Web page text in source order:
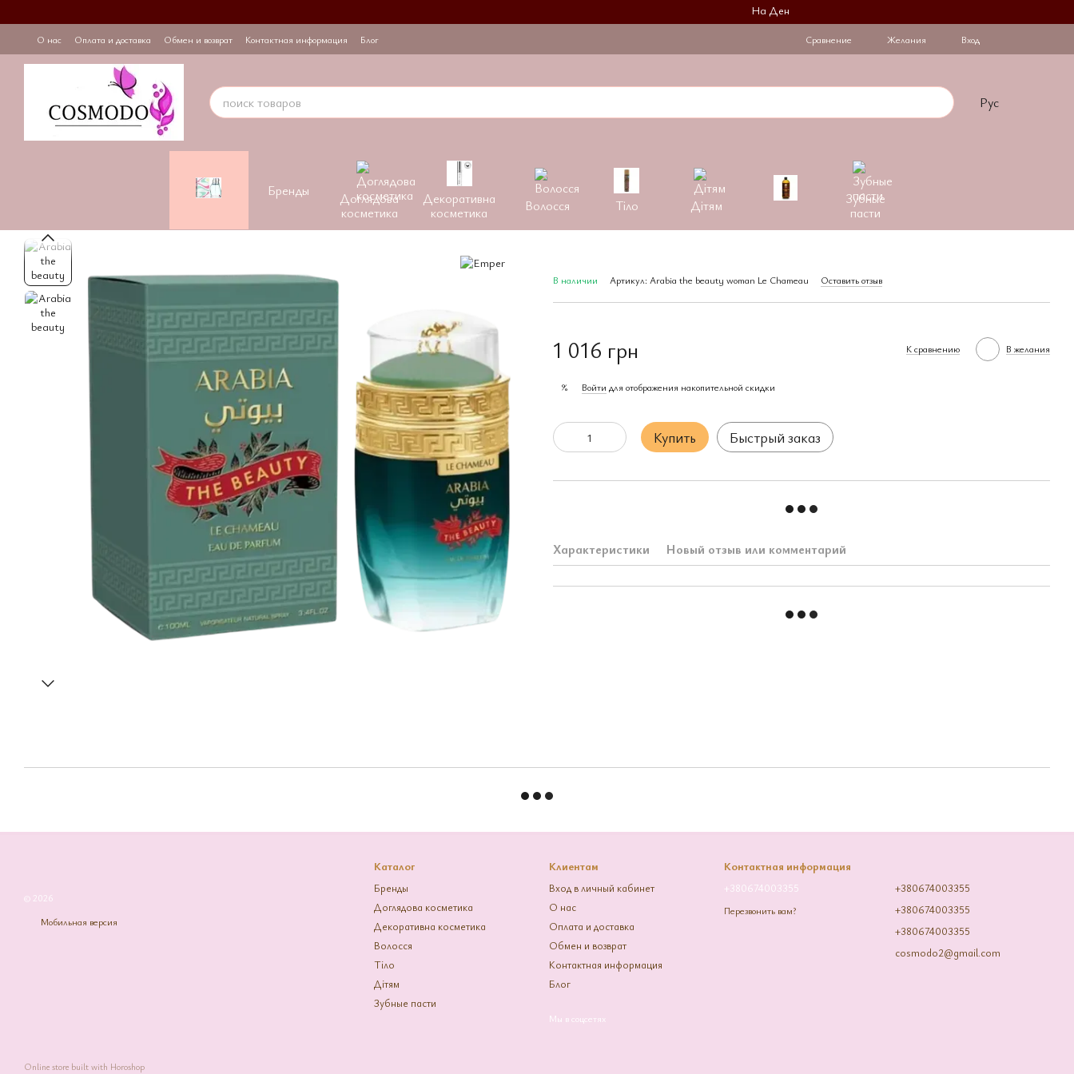
На День Закоханих при купівлі 2 флаконів на другий діє знижка -
О нас Оплата и доставка Обмен и возврат Контактная информация Блог Сравнение Желания Вход
Рус
Бренды
Доглядова
косметика
Декоративна
косметика
Волосся Тіло Дітям
Зубные
пасти
В наличии Артикул: Arabia the beauty woman Le Chameau Оставить отзыв
1 016 грн К сравнению В желания
% Войти для отображения накопительной скидки
Купить Быстрый заказ
Характеристики Новый отзыв или комментарий
© 2026
Мобильная версия
Online store built with Horoshop
Каталог
Бренды
Доглядова косметика
Декоративна косметика
Волосся
Тіло
Дітям
Зубные пасти
Клиентам
Вход в личный кабинет
О нас
Оплата и доставка
Обмен и возврат
Контактная информация
Блог
Мы в соцсетях
Контактная информация
+380674003355
Перезвонить вам?
+380674003355
+380674003355
+380674003355
cosmodo2@gmail.com